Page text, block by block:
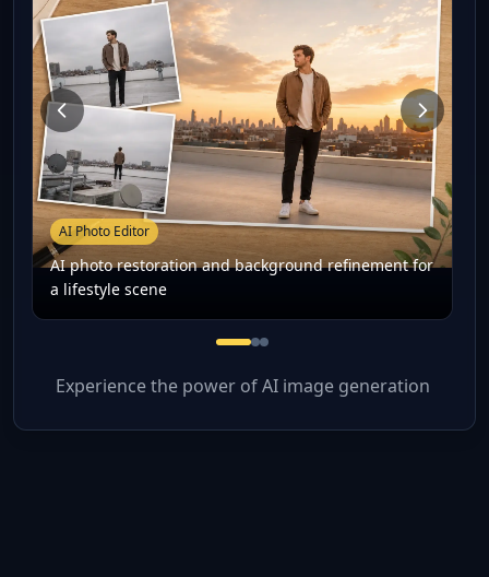
AI Photo Editor
AI photo restoration and background refinement for
a lifestyle scene
AI photo restoration and
AI photo editor portrait
AI photo editor product
Experience the power of AI image generation